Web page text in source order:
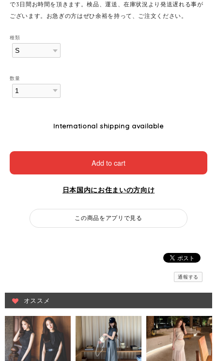
で3日間お時間を頂きます。検品、運送、在庫状況より発送遅れる事が
ございます。お急ぎの方はぜひ余裕を持って、ご注文ください。
種類
数量
International shipping available
Add to cart
日本国内にお住まいの方向け
この商品をアプリで見る
通報する
オススメ